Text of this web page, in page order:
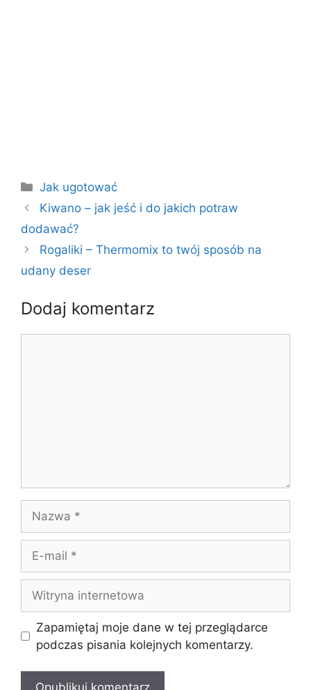
Kategorie
Jak ugotować
Kiwano – jak jeść i do jakich potraw
dodawać?
Rogaliki – Thermomix to twój sposób na
udany deser
Dodaj komentarz
mail
internetowa
Zapamiętaj moje dane w tej przeglądarce
podczas pisania kolejnych komentarzy.